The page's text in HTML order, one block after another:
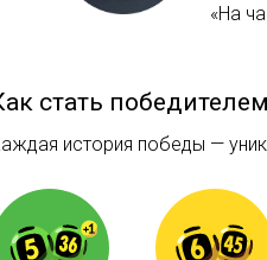
«На
стать
история победы —